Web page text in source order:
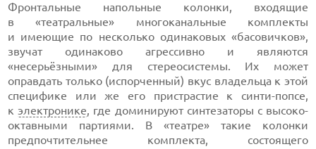
Фронтальные напольные колонки, входящие
в «театральные» многоканальные комплекты
и имеющие по несколько одинаковых «басовичков»,
звучат одинаково агрессивно и являются
«несерьёзными» для стереосистемы. Их может
оправдать только (испорченный) вкус владельца к этой
специфике или же его пристрастие к синти-попсе,
к электронике, где доминируют синтезаторы с высоко-
октавными партиями. В «театре» такие колонки
предпочтительнее комплекта, состоящего